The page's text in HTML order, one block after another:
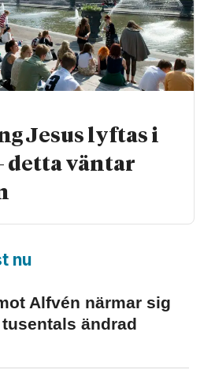
Jesus lyftas i
detta väntar
nu
Alfvén närmar sig
ändrad